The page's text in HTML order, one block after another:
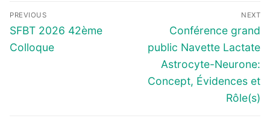
Navigation
de
l’article
PREVIOUS
Previous
post:
SFBT 2026 42ème
Colloque
NEXT
Next
post:
Conférence grand
public Navette Lactate
Astrocyte-Neurone:
Concept, Évidences et
Rôle(s)